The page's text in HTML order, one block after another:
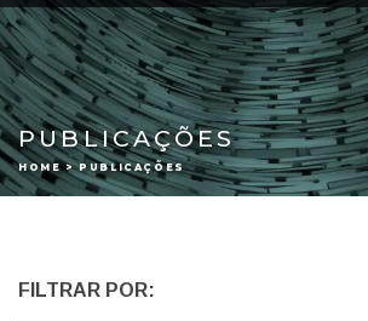
PUBLICAÇÕES
HOME > PUBLICAÇÕES
FILTRAR POR: